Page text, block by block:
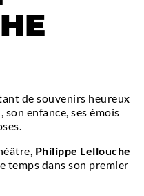
de souvenirs heureux
enfance, ses émois
Philippe Lellouche
temps dans son premier